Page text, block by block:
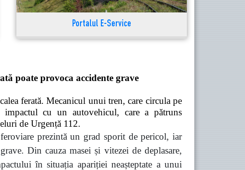
Portalul E-Service
poate provoca accidente grave
ferată. Mecanicul unui tren, care circula pe
cu un autovehicul, care a pătruns
de Urgență 112.
prezintă un grad sporit de pericol, iar
Din cauza masei și vitezei de deplasare,
în situația apariției neașteptate a unui